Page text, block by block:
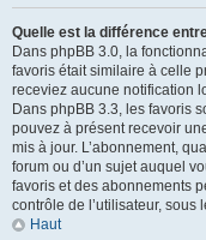
Quelle est la différence
Dans phpBB 3.0, la
favoris était similaire à celle
receviez aucune notification
Dans phpBB 3.3, les favoris
pouvez à présent recevoir
mis à jour. L’abonnement,
forum ou d’un sujet auquel
favoris et des abonnements
contrôle de l’utilisateur, sous
Haut